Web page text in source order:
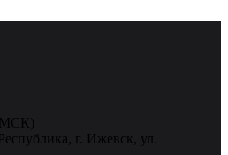
г. Ижевск, ул.